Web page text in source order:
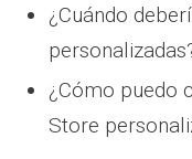
¿Cuándo
¿Cómo puedo
Store